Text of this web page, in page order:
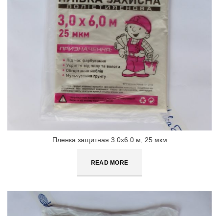
Пленка защитная 3.0х6.0 м, 25 мкм
READ MORE